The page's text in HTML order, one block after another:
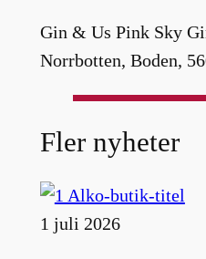
Gin & Us Pink Sky
Norrbotten, Boden,
Fler nyheter
1 juli 2026